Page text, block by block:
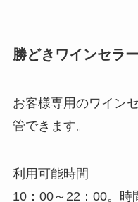
勝どきワインセラ
お客様専用のワイン
管できます。
利用可能時間
10：00～22：00。時